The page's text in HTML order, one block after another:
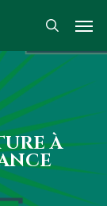
search
À